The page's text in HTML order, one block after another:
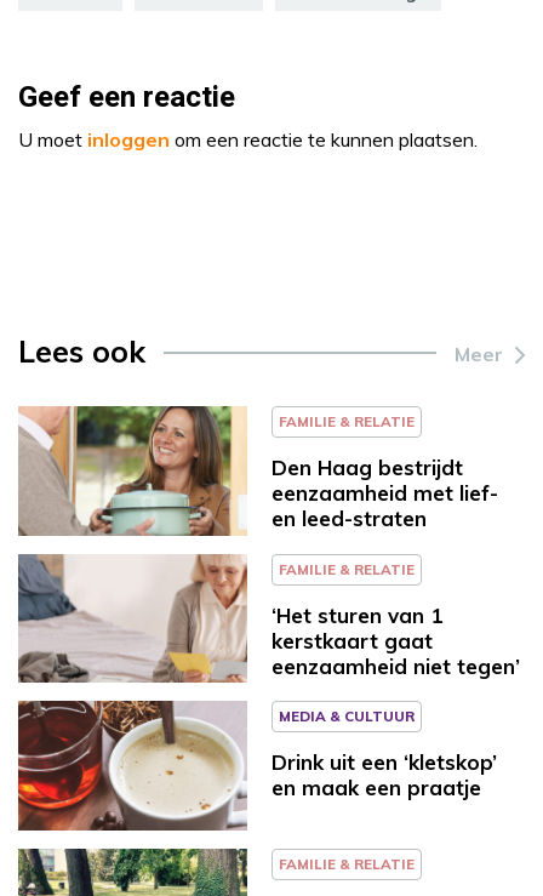
Geef een reactie
U moet inloggen om een reactie te kunnen plaatsen.
Lees ook Meer
FAMILIE & RELATIE
Den Haag bestrijdt
eenzaamheid met lief-
en leed-straten
FAMILIE & RELATIE
‘Het sturen van 1
kerstkaart gaat
eenzaamheid niet tegen’
MEDIA & CULTUUR
Drink uit een ‘kletskop’
en maak een praatje
FAMILIE & RELATIE